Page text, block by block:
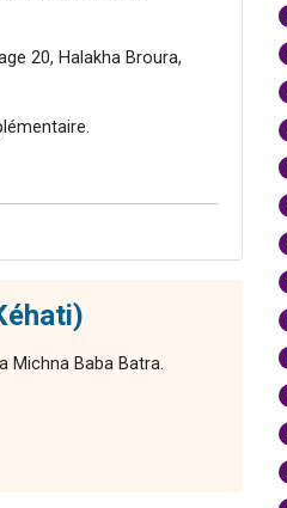
20, Halakha Broura,
Michna Baba Batra.